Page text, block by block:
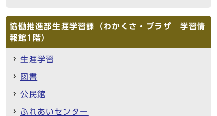
協働推進部生涯学習課（わかくさ・プラザ 学習情
報館1階）
生涯学習
図書
公民館
ふれあいセンター